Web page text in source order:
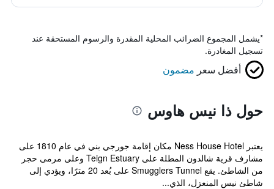
*يشمل المجموع الضرائب المحلية المقدرة والرسوم المستحقة عند
تسجيل المغادرة.
أفضل سعر مضمون
حول ذا نيس هاوس
يعتبر Ness House Hotel مكان إقامة جورجي بني في عام 1810 على
مشارف قرية شالدون المطلة على Teign Estuary وعلى مرمى حجر
من الشاطئ. يقع Smugglers Tunnel على بُعد 20 مترًا، ويؤدي إلى
شاطئ نيس المنعزل، الذي...